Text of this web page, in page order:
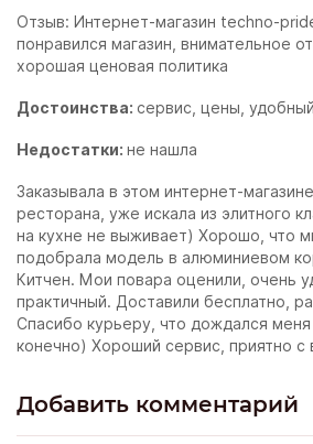
Отзыв: Интернет-магазин techno-
понравился магазин, внимательное
хорошая ценовая политика
Достоинства: сервис, цены,
Недостатки: не нашла
Заказывала в этом интернет-
ресторана, уже искала из элитного
на кухне не выживает) Хорошо, что
подобрала модель в алюминиевом
Китчен. Мои повара оценили, очень
практичный. Доставили бесплатно,
Спасибо курьеру, что дождался
конечно) Хороший сервис, приятно с
Добавить комментарий